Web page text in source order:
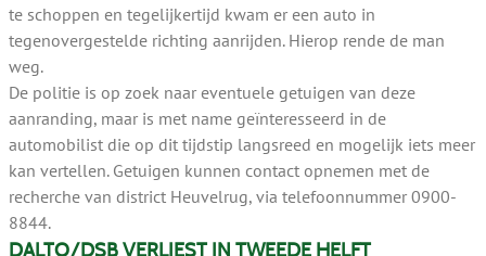
te schoppen en tegelijkertijd kwam er een auto in
tegenovergestelde richting aanrijden. Hierop rende de man
weg.
De politie is op zoek naar eventuele getuigen van deze
aanranding, maar is met name geïnteresseerd in de
automobilist die op dit tijdstip langsreed en mogelijk iets meer
kan vertellen. Getuigen kunnen contact opnemen met de
recherche van district Heuvelrug, via telefoonnummer 0900-
8844.
DALTO/DSB VERLIEST IN TWEEDE HELFT